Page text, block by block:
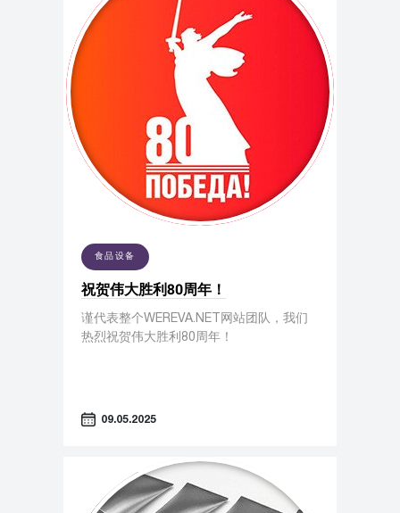
食品设备
祝贺伟大胜利80周年！
谨代表整个WEREVA.NET网站团队，我们
热烈祝贺伟大胜利80周年！
09.05.2025